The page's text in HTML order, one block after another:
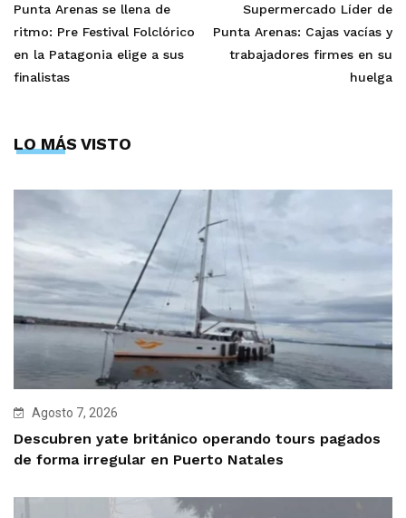
Punta Arenas se llena de
ritmo: Pre Festival Folclórico
en la Patagonia elige a sus
finalistas
Supermercado Líder de
Punta Arenas: Cajas vacías y
trabajadores firmes en su
huelga
LO MÁS VISTO
Agosto 7, 2026
Descubren yate británico operando tours pagados
de forma irregular en Puerto Natales